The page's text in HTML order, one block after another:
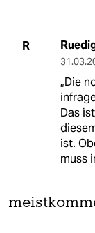
R
„Die
Das
ist.
muss